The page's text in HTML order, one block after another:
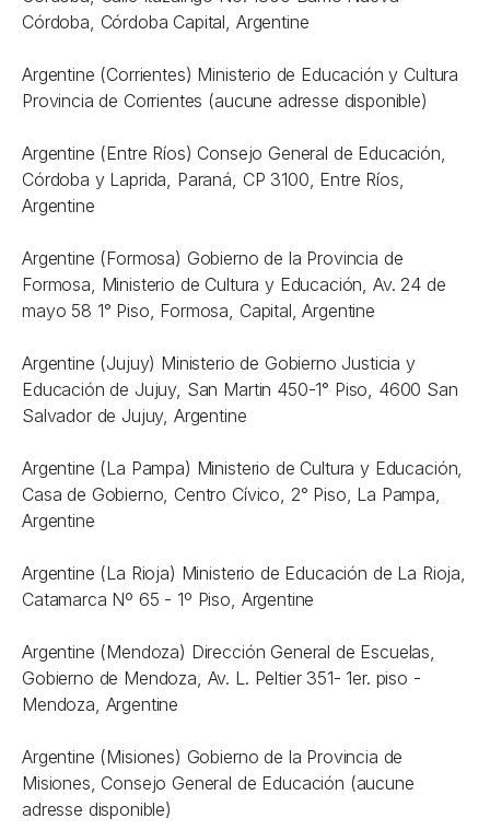
Córdoba, Córdoba Capital, Argentine
Argentine (Corrientes) Ministerio de Educación y Cultura
Provincia de Corrientes (aucune adresse disponible)
Argentine (Entre Ríos) Consejo General de Educación,
Córdoba y Laprida, Paraná, CP 3100, Entre Ríos,
Argentine
Argentine (Formosa) Gobierno de la Provincia de
Formosa, Ministerio de Cultura y Educación, Av. 24 de
mayo 58 1° Piso, Formosa, Capital, Argentine
Argentine (Jujuy) Ministerio de Gobierno Justicia y
Educación de Jujuy, San Martin 450-1° Piso, 4600 San
Salvador de Jujuy, Argentine
Argentine (La Pampa) Ministerio de Cultura y Educación,
Casa de Gobierno, Centro Cívico, 2° Piso, La Pampa,
Argentine
Argentine (La Rioja) Ministerio de Educación de La Rioja,
Catamarca Nº 65 - 1º Piso, Argentine
Argentine (Mendoza) Dirección General de Escuelas,
Gobierno de Mendoza, Av. L. Peltier 351- 1er. piso -
Mendoza, Argentine
Argentine (Misiones) Gobierno de la Provincia de
Misiones, Consejo General de Educación (aucune
adresse disponible)